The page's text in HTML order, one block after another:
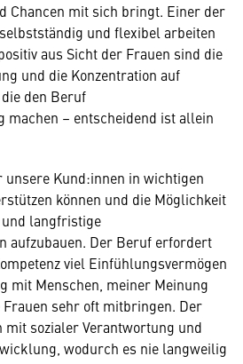
Chancen mit sich bringt. Einer der
und flexibel arbeiten
aus Sicht der Frauen sind die
und die Konzentration auf
den Beruf
machen – entscheidend ist allein
Kund:innen in wichtigen
können und die Möglichkeit
langfristige
aufzubauen. Der Beruf erfordert
viel Einfühlungsvermögen
mit Menschen, meiner Meinung
Frauen sehr oft mitbringen. Der
mit sozialer Verantwortung und
wodurch es nie langweilig